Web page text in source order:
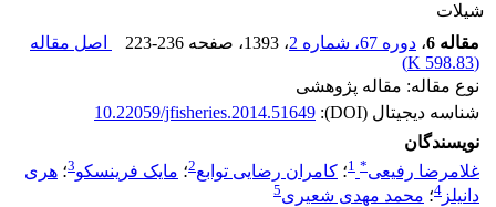
شیلات
مقاله 6
، دوره 67، شماره 2 ، 1393 ، صفحه 223-236
اصل مقاله
(
598.83 K
)
نوع مقاله: مقاله پژوهشی
شناسه دیجیتال (DOI):
10.22059/jfisheries.2014.51649
نویسندگان
غلامرضا رفیعی*
1؛ کامران رضایی توابع2؛ مایک فرینسکو3؛ هری
دانیلز 4؛ محمد مهدی شعیری5